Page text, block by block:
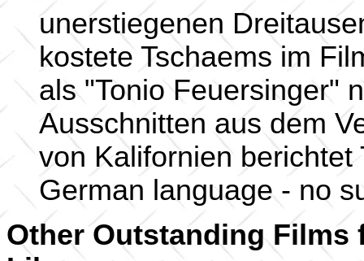
unerstiegenen
kostete Tschaems im
als "Tonio Feuersinger"
Ausschnitten aus dem
von Kalifornien
German language - no
Other Outstanding Films